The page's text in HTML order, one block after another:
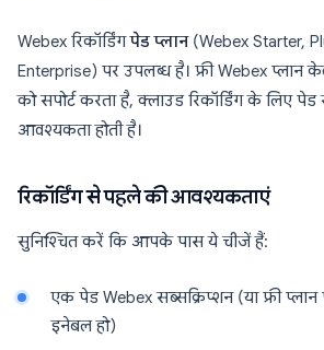
Webex रिकॉर्डिंगपेड प्लान(Webex Starter,
Enterprise) पर उपलब्ध है। फ्री Webex प्लान
को सपोर्ट करता है, क्लाउड रिकॉर्डिंग के लिए पेड
आवश्यकता होती है।
रिकॉर्डिंग से पहले की आवश्यकताएं
सुनिश्चित करें कि आपके पास ये चीजें हैं:
एक पेड Webex सब्सक्रिप्शन (या फ्री प्लान
इनेबल हो)